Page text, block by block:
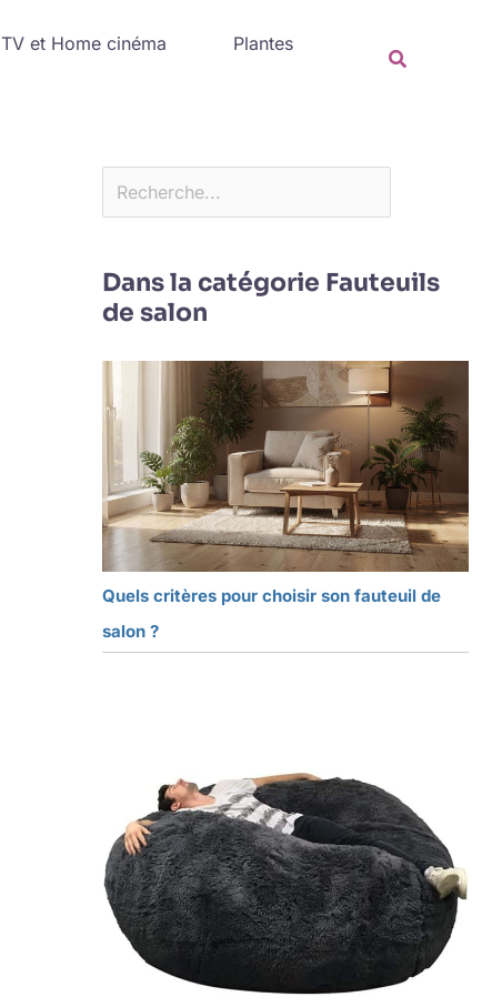
TV et Home cinéma
Plantes
Dans la catégorie Fauteuils
de salon
Quels critères pour choisir son fauteuil de
salon ?